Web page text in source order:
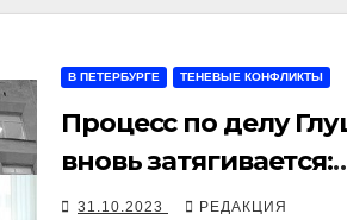
В ПЕТЕРБУРГЕ ТЕНЕВЫЕ КОНФЛИКТЫ
Процесс по делу
вновь затягивается:
распущена коллегия
31.10.2023 РЕДАКЦИЯ